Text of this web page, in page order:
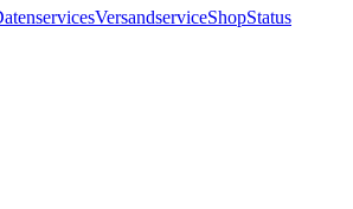
VersandserviceShopStatus